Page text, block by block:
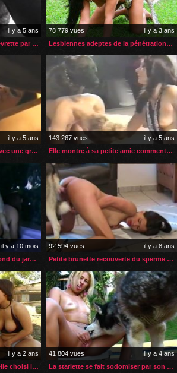
il y a 5 ans
Cowgirl zoophile prise en levrette par son cheval
78 779 vues
il y a 3 ans
Lesbiennes adeptes de la pénétration anale zoophile
il y a 5 ans
Elle ne prend son pied qu’avec une grosse bite de cheval
143 267 vues
il y a 5 ans
Elle montre à sa petite amie comment baiser avec son chien
il y a 10 mois
Elle va dans sa cabane au fond du jardin pour de la zoophilie
92 594 vues
il y a 8 ans
Petite brunette recouverte du sperme de son chien
il y a 2 ans
Pour sa première sodomie elle choisi la bite de son cheval
41 804 vues
il y a 4 ans
La starlette se fait sodomiser par son husky chez elle